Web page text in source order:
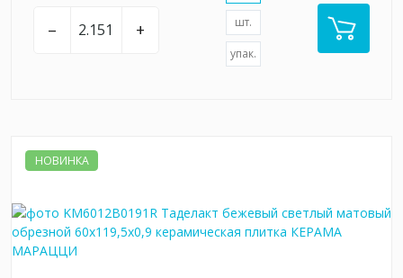
– + шт.
упак.
НОВИНКА